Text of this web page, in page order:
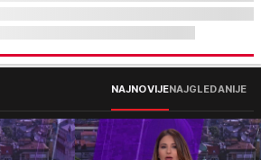
NAJNOVIJENAJGLEDANIJE